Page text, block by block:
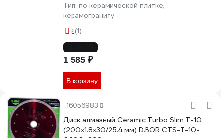
Тип: по керамической плитке,
керамограниту
5(1)
1 585 ₽
В корзину
16056983
Диск алмазный Ceramic Turbo Slim T-10
(200x1.8x30/25.4 мм) D.BOR CTS-T-10-